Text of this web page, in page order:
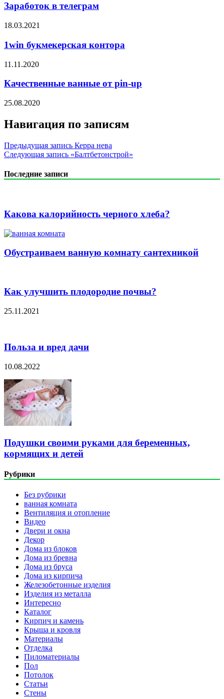
Заработок в телеграм
18.03.2021
1win букмекерская контора
11.11.2020
Качественные ванные от pin-up
25.08.2020
Навигация по записям
Предыдущая запись Керра нева
Следующая запись «Балтбетонстрой»
Последние записи
Какова калорийность черного хлеба?
Обустраиваем ванную комнату сантехникой
Как улучшить плодородие почвы?
25.11.2021
Польза и вред дачи
10.08.2022
Подушки своими руками для беременных,
кормящих и детей
Рубрики
Без рубрики
ванная комната
Вентиляция и отопление
Видео
Двери и окна
Декор
Дома из блоков
Дома из бревна
Дома из бруса
Дома из кирпича
Железобетонные изделия
Изделия из металла
Интересно
Каталог
Кирпич и камень
Крыша и кровля
Материалы
Отделка
Пиломатериалы
Пол
Потолок
Статьи
Стены